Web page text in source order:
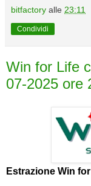
bitfactory alle 23:11
Condividi
Win for Life
07-2025 ore
Estrazione Win